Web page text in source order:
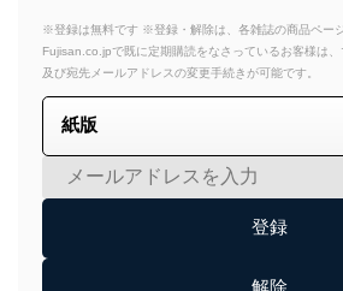
※登録は無料です ※登録・解除は、各雑誌の商品ペー
Fujisan.co.jpで既に定期購読をなさっているお客様は
及び宛先メールアドレスの変更手続きが可能です。